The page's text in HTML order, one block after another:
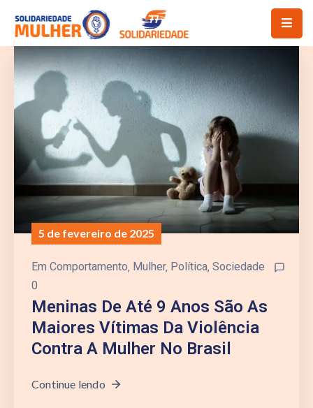
5 de fevereiro de 2025
Em Comportamento‚ Mulher‚ Política‚ Sociedade
0
Meninas De Até 9 Anos São As
Maiores Vítimas Da Violência
Contra A Mulher No Brasil
Continue lendo